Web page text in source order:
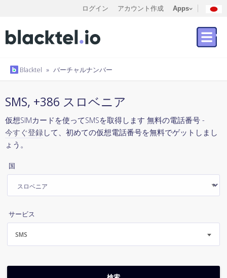
ログイン アカウント作成 Apps
Blacktel » バーチャルナンバー
SMS, +386 スロベニア
仮想SIMカードを使ってSMSを取得します 無料の電話番号 -
今すぐ登録して、初めての仮想電話番号を無料でゲットしまし
ょう。
国
サービス
SMS